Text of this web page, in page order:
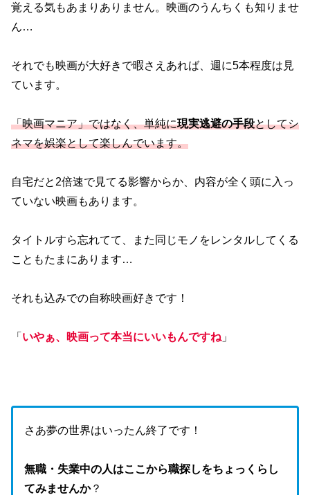
覚える気もあまりありません。映画のうんちくも知りませ
ん…
それでも映画が大好きで暇さえあれば、週に5本程度は見
ています。
「映画マニア」ではなく、単純に現実逃避の手段としてシ
ネマを娯楽として楽しんでいます。
自宅だと2倍速で見てる影響からか、内容が全く頭に入っ
ていない映画もあります。
タイトルすら忘れてて、また同じモノをレンタルしてくる
こともたまにあります…
それも込みでの自称映画好きです！
「 いやぁ、映画って本当にいいもんですね 」
さあ夢の世界はいったん終了です！
無職・失業中の人はここから職探しをちょっくらし
てみませんか？